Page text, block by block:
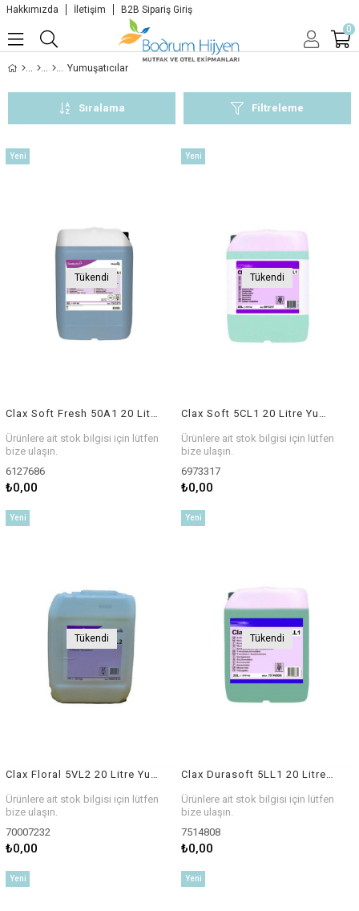
Hakkımızda İletişim
B2B Sipariş Giriş
0
Yumuşatıcılar
Filtreleme
Sıralama
Tükendi
Ürünlere ait stok bilgisi için lütfen
bize ulaşın.
6127686
₺0,00
Yeni
Tükendi
Ürünlere ait stok bilgisi için lütfen
bize ulaşın.
6973317
₺0,00
Yeni
Tükendi
Clax Floral 5VL2 20 Litre Yumuşatıcı
Ürünlere ait stok bilgisi için lütfen
bize ulaşın.
70007232
₺0,00
Yeni
Tükendi
Clax Durasoft 5LL1 20 Litre Yumuşatıcı
Ürünlere ait stok bilgisi için lütfen
bize ulaşın.
7514808
₺0,00
Yeni
Yeni
Yeni